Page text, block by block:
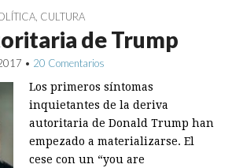
CULTURA
de Trump
• 20 Comentarios
Los primeros síntomas
inquietantes de la deriva
autoritaria de Donald Trump han
empezado a materializarse. El
cese con un “you are